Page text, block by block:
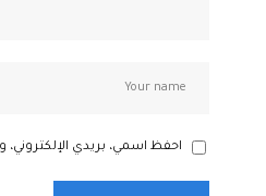
احفظ اسمي، بريدي